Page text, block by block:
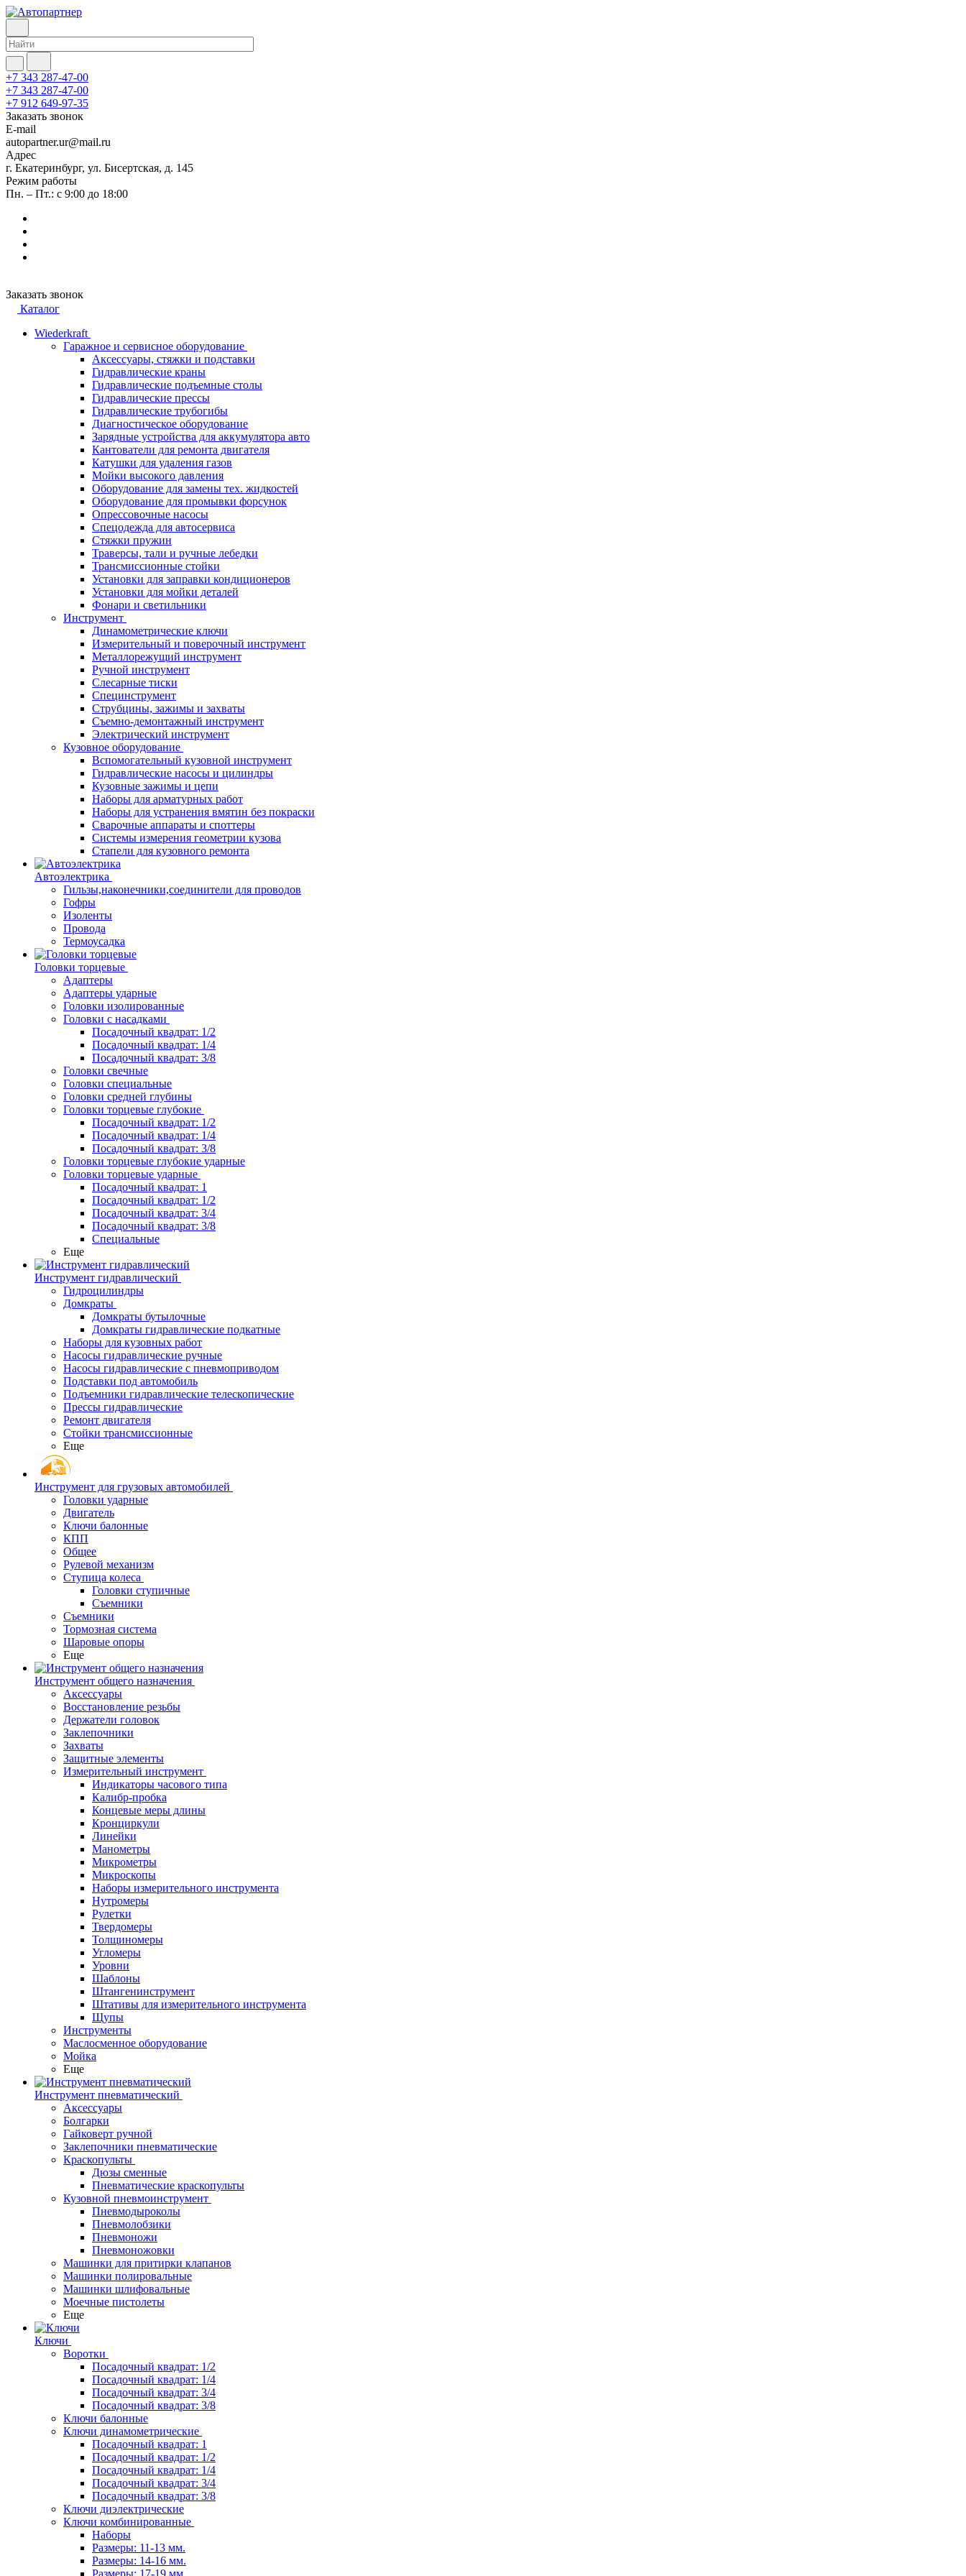
+7 343 287-47-00
+7 343 287-47-00
+7 912 649-97-35
Заказать звонок
E-mail
autopartner.ur@mail.ru
Адрес
г. Екатеринбург, ул. Бисертская, д. 145
Режим работы
Пн. – Пт.: с 9:00 до 18:00
Заказать звонок
Каталог
Wiederkraft
Гаражное и сервисное оборудование
Аксессуары, стяжки и подставки
Гидравлические краны
Гидравлические подъемные столы
Гидравлические прессы
Гидравлические трубогибы
Диагностическое оборудование
Зарядные устройства для аккумулятора авто
Кантователи для ремонта двигателя
Катушки для удаления газов
Мойки высокого давления
Оборудование для замены тех. жидкостей
Оборудование для промывки форсунок
Опрессовочные насосы
Спецодежда для автосервиса
Стяжки пружин
Траверсы, тали и ручные лебедки
Трансмиссионные стойки
Установки для заправки кондиционеров
Установки для мойки деталей
Фонари и светильники
Инструмент
Динамометрические ключи
Измерительный и поверочный инструмент
Металлорежущий инструмент
Ручной инструмент
Слесарные тиски
Специнструмент
Струбцины, зажимы и захваты
Съемно-демонтажный инструмент
Электрический инструмент
Кузовное оборудование
Вспомогательный кузовной инструмент
Гидравлические насосы и цилиндры
Кузовные зажимы и цепи
Наборы для арматурных работ
Наборы для устранения вмятин без покраски
Сварочные аппараты и споттеры
Системы измерения геометрии кузова
Стапели для кузовного ремонта
Автоэлектрика
Гильзы,наконечники,соединители для проводов
Гофры
Изоленты
Провода
Термоусадка
Головки торцевые
Адаптеры
Адаптеры ударные
Головки изолированные
Головки с насадками
Посадочный квадрат: 1/2
Посадочный квадрат: 1/4
Посадочный квадрат: 3/8
Головки свечные
Головки специальные
Головки средней глубины
Головки торцевые глубокие
Посадочный квадрат: 1/2
Посадочный квадрат: 1/4
Посадочный квадрат: 3/8
Головки торцевые глубокие ударные
Головки торцевые ударные
Посадочный квадрат: 1
Посадочный квадрат: 1/2
Посадочный квадрат: 3/4
Посадочный квадрат: 3/8
Специальные
Еще
Инструмент гидравлический
Гидроцилиндры
Домкраты
Домкраты бутылочные
Домкраты гидравлические подкатные
Наборы для кузовных работ
Насосы гидравлические ручные
Насосы гидравлические с пневмоприводом
Подставки под автомобиль
Подъемники гидравлические телескопические
Прессы гидравлические
Ремонт двигателя
Стойки трансмиссионные
Еще
Инструмент для грузовых автомобилей
Головки ударные
Двигатель
Ключи балонные
КПП
Общее
Рулевой механизм
Ступица колеса
Головки ступичные
Съемники
Съемники
Тормозная система
Шаровые опоры
Еще
Инструмент общего назначения
Аксессуары
Восстановление резьбы
Держатели головок
Заклепочники
Захваты
Защитные элементы
Измерительный инструмент
Индикаторы часового типа
Калибр-пробка
Концевые меры длины
Кронциркули
Линейки
Манометры
Микрометры
Микроскопы
Наборы измерительного инструмента
Нутромеры
Рулетки
Твердомеры
Толщиномеры
Угломеры
Уровни
Шаблоны
Штангенинструмент
Штативы для измерительного инструмента
Щупы
Инструменты
Маслосменное оборудование
Мойка
Еще
Инструмент пневматический
Аксессуары
Болгарки
Гайковерт ручной
Заклепочники пневматические
Краскопульты
Дюзы сменные
Пневматические краскопульты
Кузовной пневмоинструмент
Пневмодыроколы
Пневмолобзики
Пневмоножи
Пневмоножовки
Машинки для притирки клапанов
Машинки полировальные
Машинки шлифовальные
Моечные пистолеты
Еще
Ключи
Воротки
Посадочный квадрат: 1/2
Посадочный квадрат: 1/4
Посадочный квадрат: 3/4
Посадочный квадрат: 3/8
Ключи балонные
Ключи динамометрические
Посадочный квадрат: 1
Посадочный квадрат: 1/2
Посадочный квадрат: 1/4
Посадочный квадрат: 3/4
Посадочный квадрат: 3/8
Ключи диэлектрические
Ключи комбинированные
Наборы
Размеры: 11-13 мм.
Размеры: 14-16 мм.
Размеры: 17-19 мм.